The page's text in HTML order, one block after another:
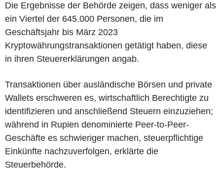
Die Ergebnisse der Behörde zeigen, dass weniger als
ein Viertel der 645.000 Personen, die im
Geschäftsjahr bis März 2023
Kryptowährungstransaktionen getätigt haben, diese
in ihren Steuererklärungen angab.
Transaktionen über ausländische Börsen und private
Wallets erschweren es, wirtschaftlich Berechtigte zu
identifizieren und anschließend Steuern einzuziehen;
während in Rupien denominierte Peer-to-Peer-
Geschäfte es schwieriger machen, steuerpflichtige
Einkünfte nachzuverfolgen, erklärte die
Steuerbehörde.